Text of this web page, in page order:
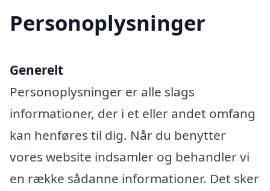
Personoplysninger
Generelt
Personoplysninger er alle slags
informationer, der i et eller andet omfang
kan henføres til dig. Når du benytter
vores website indsamler og behandler vi
en række sådanne informationer. Det sker